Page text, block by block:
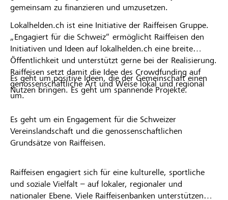
gemeinsam zu finanzieren und umzusetzen.
Lokalhelden.ch ist eine Initiative der Raiffeisen Gruppe.
„Engagiert für die Schweiz“ ermöglicht Raiffeisen den
Initiativen und Ideen auf lokalhelden.ch eine breite
Öffentlichkeit und unterstützt gerne bei der Realisierung.
Raiffeisen setzt damit die Idee des Crowdfunding auf
genossenschaftliche Art und Weise lokal und regional
um.
Es geht um positive Ideen, die der Gemeinschaft einen
Nutzen bringen. Es geht um spannende Projekte.
Es geht um ein Engagement für die Schweizer
Vereinslandschaft und die genossenschaftlichen
Grundsätze von Raiffeisen.
Raiffeisen engagiert sich für eine kulturelle, sportliche
und soziale Vielfalt – auf lokaler, regionaler und
nationaler Ebene. Viele Raiffeisenbanken unterstützen